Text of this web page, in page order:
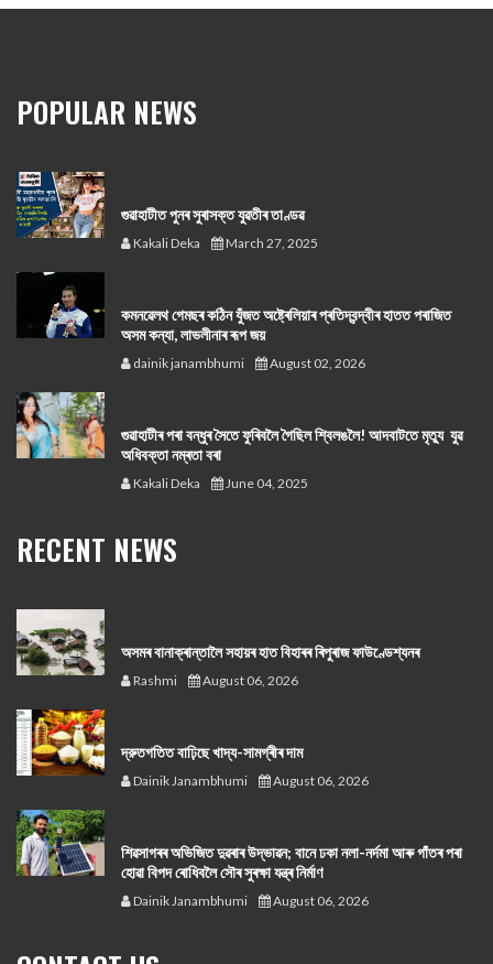
POPULAR NEWS
গুৱাহাটীত পুনৰ সুৰাসক্ত যুৱতীৰ তাণ্ডৱ
Kakali Deka March 27, 2025
কমনৱেলথ গেমছৰ কঠিন যুঁজত অষ্ট্ৰেলিয়াৰ প্ৰতিদ্বন্দ্বীৰ হাতত পৰাজিত
অসম কন্যা, লাভলীনাৰ ৰূপ জয়
dainik janambhumi August 02, 2026
গুৱাহাটীৰ পৰা বন্ধুৰ সৈতে ফুৰিবলৈ গৈছিল শ্বিলঙলৈ! আদবাটতে মৃত্যু যুৱ
অধিবক্তা নম্ৰতা বৰা
Kakali Deka June 04, 2025
RECENT NEWS
অসমৰ বানাক্ৰান্তালৈ সহায়ৰ হাত বিহাৰৰ ৰিপুৰাজ ফাউণ্ডেশ্যনৰ
Rashmi August 06, 2026
দ্রুতগতিত বাঢ়িছে খাদ্য-সামগ্ৰীৰ দাম
Dainik Janambhumi August 06, 2026
শিৱসাগৰৰ অভিজিত দুৱৰাৰ উদ্ভাৱন; বানে ঢকা নলা-নৰ্দমা আৰু গাঁতৰ পৰা
হোৱা বিপদ ৰোধিবলৈ সৌৰ সুৰক্ষা যন্ত্ৰ নিৰ্মাণ
Dainik Janambhumi August 06, 2026